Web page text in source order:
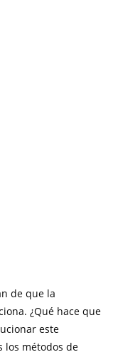
de que la
¿Qué hace que
este
los métodos de